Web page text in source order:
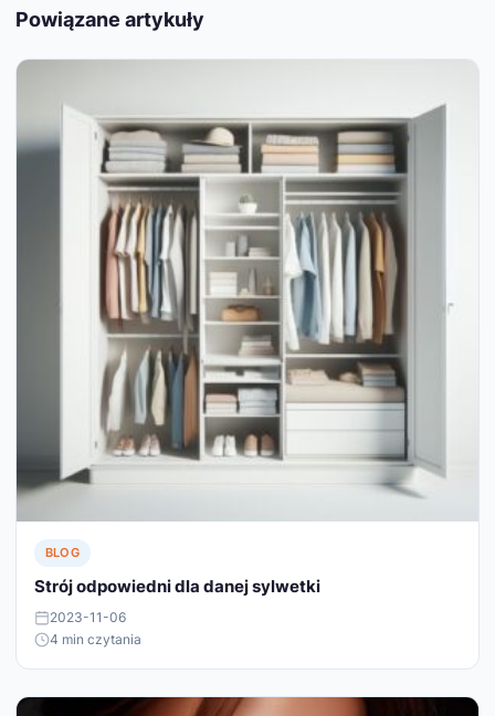
Powiązane artykuły
BLOG
Strój odpowiedni dla danej sylwetki
2023-11-06
4 min czytania